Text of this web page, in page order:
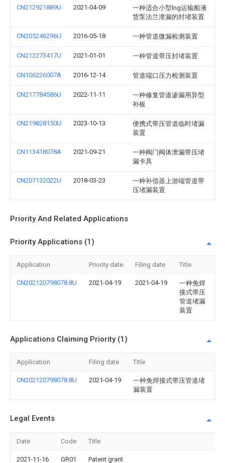
CN212921889U 2021-04-09
一种适合小型lng运输船液
货泵法兰泄漏的封堵装置
CN205246296U 2016-05-18 一种管道微漏检测装置
CN212273417U 2021-01-01 一种管道带压封堵装置
CN106226007A 2016-12-14 管道端口压力检测装置
CN217784586U 2022-11-11
一种修复管道渗漏用异型
补板
CN219828150U 2023-10-13
便携式带压管道临时堵漏
装置
CN113418078A 2021-09-21
一种阀门阀体泄漏带压堵
漏卡具
CN207132022U 2018-03-23
一种补偿器上游端管道带
压堵漏装置
Priority And Related Applications
Priority Applications (1)
Application Priority date Filing date Title
CN202120798078.8U 2021-04-19 2021-04-19
一种免焊
接式带压
管道堵漏
装置
Applications Claiming Priority (1)
Application Filing date Title
CN202120798078.8U 2021-04-19
一种免焊接式带压管道堵
漏装置
Legal Events
Date Code Title
2021-11-16 GR01 Patent grant